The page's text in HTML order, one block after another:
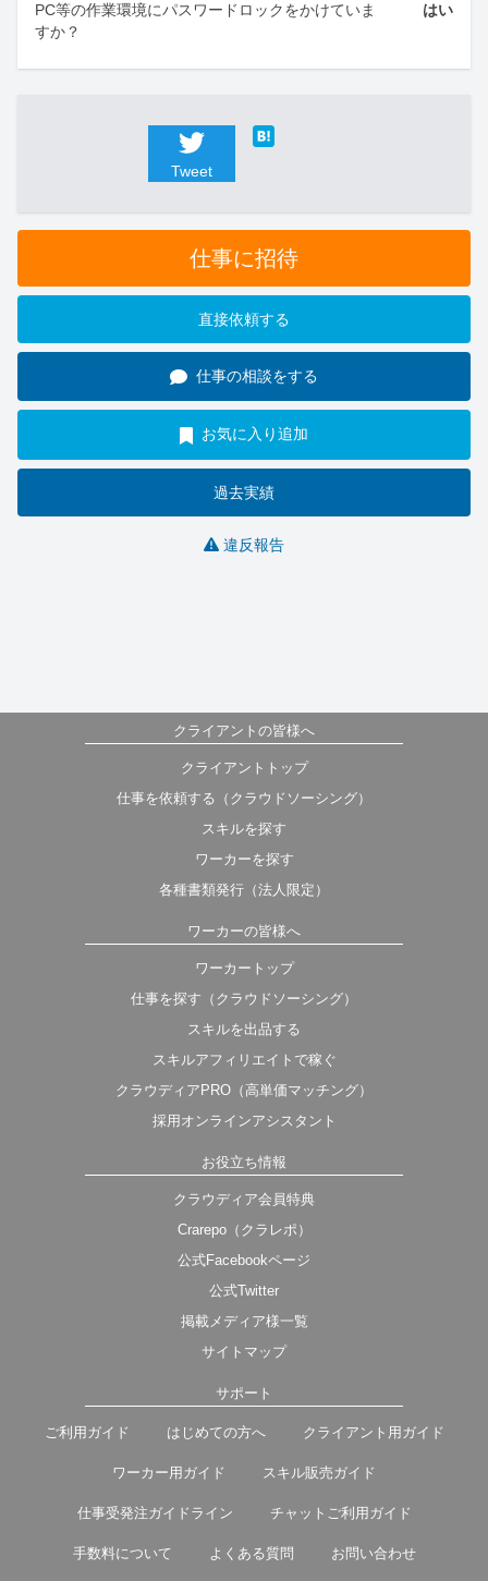
PC等の作業環境にパスワードロックをかけていま
すか？
はい
Tweet
仕事に招待
直接依頼する
仕事の相談をする
お気に入り追加
過去実績
違反報告
クライアントの皆様へ
クライアントトップ
仕事を依頼する（クラウドソーシング）
スキルを探す
ワーカーを探す
各種書類発行（法人限定）
ワーカーの皆様へ
ワーカートップ
仕事を探す（クラウドソーシング）
スキルを出品する
スキルアフィリエイトで稼ぐ
クラウディアPRO（高単価マッチング）
採用オンラインアシスタント
お役立ち情報
クラウディア会員特典
Crarepo（クラレポ）
公式Facebookページ
公式Twitter
掲載メディア様一覧
サイトマップ
サポート
ご利用ガイド はじめての方へ クライアント用ガイド
ワーカー用ガイド スキル販売ガイド
仕事受発注ガイドライン チャットご利用ガイド
手数料について よくある質問 お問い合わせ